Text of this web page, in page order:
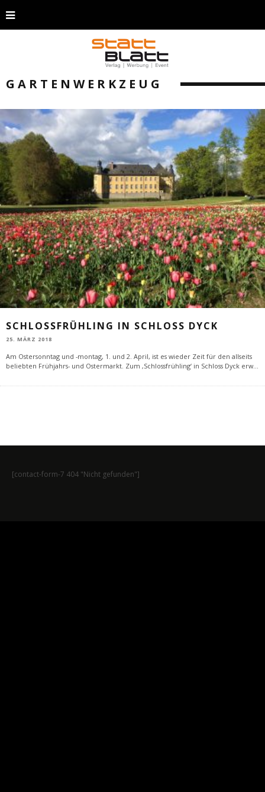
GARTENWERKZEUG
SCHLOSSFRÜHLING IN SCHLOSS DYCK
25. MÄRZ 2018
Am Ostersonntag und -montag, 1. und 2. April, ist es wieder Zeit für den allseits
beliebten Frühjahrs- und Ostermarkt. Zum ‚Schlossfrühling‘ in Schloss Dyck erw...
[contact-form-7 404 "Nicht gefunden"]